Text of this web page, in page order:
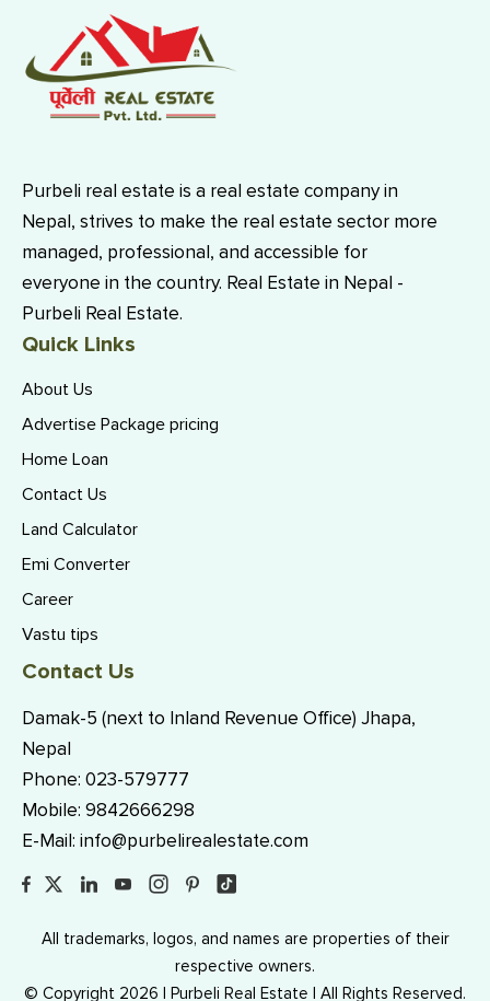
Purbeli real estate is a real estate company in
Nepal, strives to make the real estate sector more
managed, professional, and accessible for
everyone in the country. Real Estate in Nepal -
Purbeli Real Estate.
Quick Links
About Us
Advertise Package pricing
Home Loan
Contact Us
Land Calculator
Emi Converter
Career
Vastu tips
Contact Us
Damak-5 (next to Inland Revenue Office) Jhapa,
Nepal
Phone: 023-579777
Mobile: 9842666298
E-Mail: info@purbelirealestate.com
All trademarks, logos, and names are properties of their
respective owners.
© Copyright 2026 | Purbeli Real Estate | All Rights Reserved.